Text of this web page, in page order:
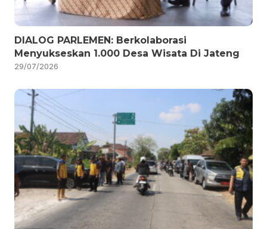
DIALOG PARLEMEN: Berkolaborasi
Menyukseskan 1.000 Desa Wisata Di Jateng
29/07/2026